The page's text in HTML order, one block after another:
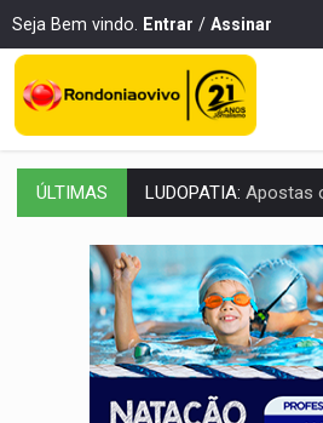
Seja Bem vindo. Entrar / Assinar
ÚLTIMAS REFLORESTAMENTO:
OVNIS NA LUA:Cientistas
ACABOU COM
VÍDEO:Ladrão é filmado
BOLSAS DE